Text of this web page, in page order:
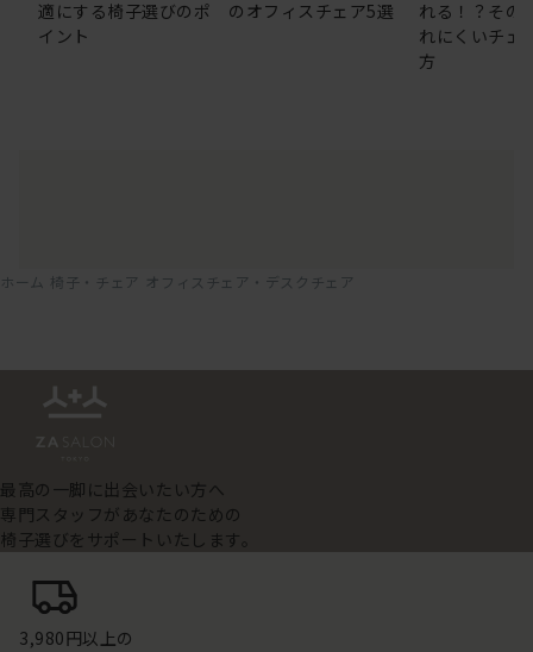
適にする椅子選びのポ
イント
のオフィスチェア5選
れる！？その
れにくいチェ
方
ホーム 椅子・チェア オフィスチェア・デスクチェア
最高の一脚に出会いたい方へ
専門スタッフがあなたのための
椅子選びをサポートいたします。
3,980円以上の